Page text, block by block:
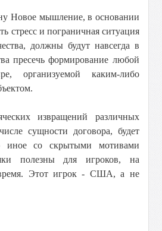
Новое мышление, в основании
стресс и пограничная ситуация
должны будут навсегда в
пресечь формирование любой
организуемой каким-либо
извращений различных
сущности договора, будет
иное со скрытыми мотивами
полезны для игроков, на
время. Этот игрок - США, а не